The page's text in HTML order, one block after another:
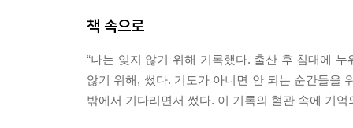
책 속으로
“나는 잊지 않기 위해 기록했다. 출산 후 침대에
않기 위해, 썼다. 기도가 아니면 안 되는 순간들을
밖에서 기다리면서 썼다. 이 기록의 혈관 속에 기